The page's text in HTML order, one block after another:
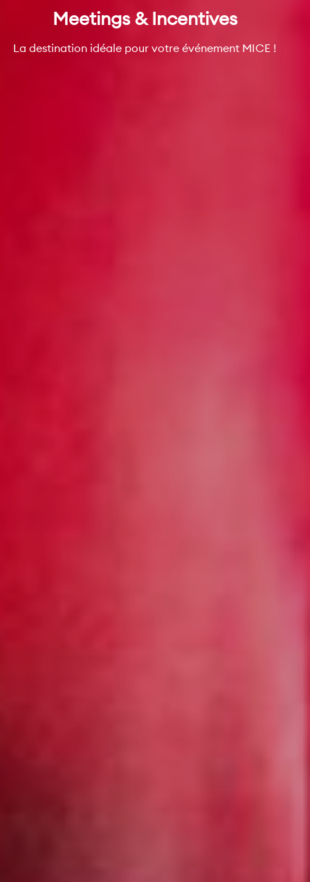
Meetings & Incentives
La destination idéale pour votre événement MICE !